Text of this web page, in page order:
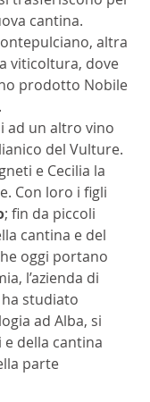
cantina.
altra
viticoltura, dove
prodotto Nobile
ad un altro vino
del Vulture.
e Cecilia la
Con loro i figli
; fin da piccoli
cantina e del
oggi portano
l’azienda di
studiato
ad Alba, si
della cantina
parte